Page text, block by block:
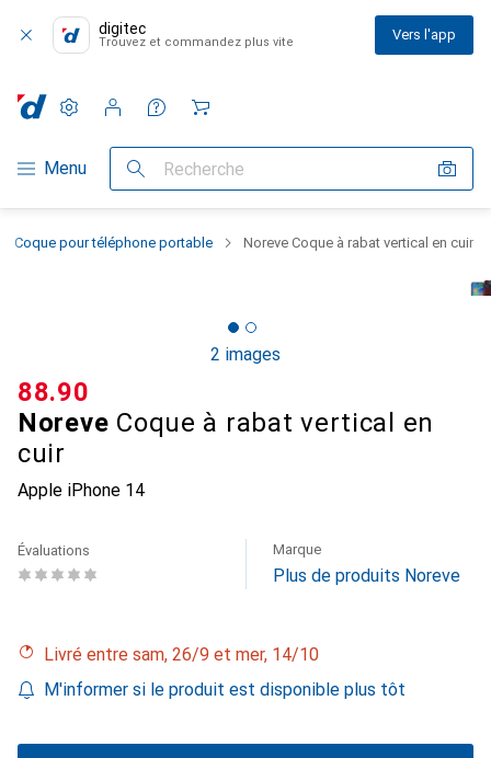
digitec
Trouvez et commandez plus vite Vers l'app
Navigation par catégorie
Menu Recherche
Paramètres
Compte client
Listes de comparaison
Listes d'envies
Panier
Coque pour téléphone portable Noreve Coque à rabat vertical en cuir
2 images
Noreve Coque à rabat vertical en
cuir
Apple iPhone 14
CHF
88.90
Évaluations Marque
Plus de produits Noreve
Livré entre sam, 26/9 et mer, 14/10
M'informer si le produit est disponible plus tôt